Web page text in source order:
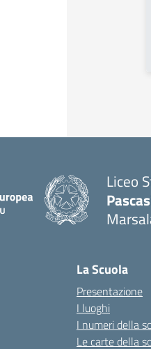
Liceo
La Scuola
Presentazione
I luoghi
I numeri della
Le carte della